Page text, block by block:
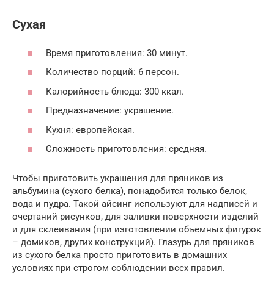
Сухая
Время приготовления: 30 минут.
Количество порций: 6 персон.
Калорийность блюда: 300 ккал.
Предназначение: украшение.
Кухня: европейская.
Сложность приготовления: средняя.
Чтобы приготовить украшения для пряников из
альбумина (сухого белка), понадобится только белок,
вода и пудра. Такой айсинг используют для надписей и
очертаний рисунков, для заливки поверхности изделий
и для склеивания (при изготовлении объемных фигурок
– домиков, других конструкций). Глазурь для пряников
из сухого белка просто приготовить в домашних
условиях при строгом соблюдении всех правил.